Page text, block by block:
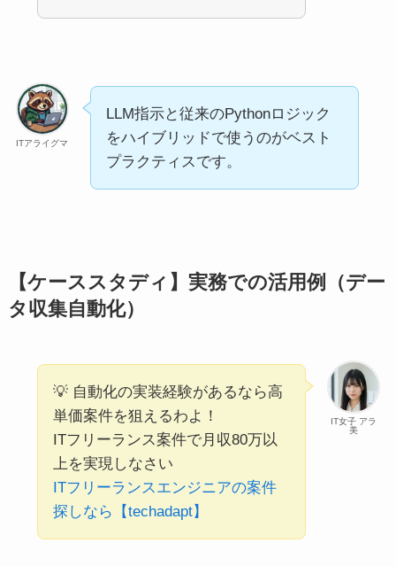
ITアライグマ
LLM指示と従来のPythonロジック
をハイブリッドで使うのがベスト
プラクティスです。
【ケーススタディ】実務での活用例（デー
タ収集自動化）
IT女子 アラ
美
💡 自動化の実装経験があるなら高
単価案件を狙えるわよ！
ITフリーランス案件で月収80万以
上を実現しなさい
ITフリーランスエンジニアの案件
探しなら【techadapt】